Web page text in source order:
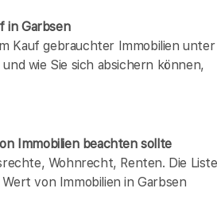
in Garbsen
Kauf gebrauchter Immobilien unter
wie Sie sich absichern können,
Immobilien beachten sollte
Wohnrecht, Renten. Die Liste
von Immobilien in Garbsen